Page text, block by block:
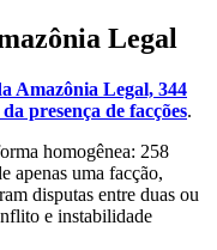
Legal
Amazônia Legal, 344
presença de facções.
homogênea: 258
apenas uma facção,
disputas entre duas ou
e instabilidade